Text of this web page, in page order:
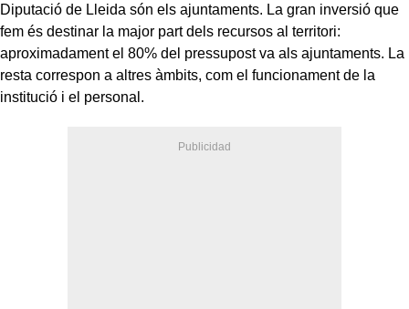
Diputació de Lleida són els ajuntaments. La gran inversió que
fem és destinar la major part dels recursos al territori:
aproximadament el 80% del pressupost va als ajuntaments. La
resta correspon a altres àmbits, com el funcionament de la
institució i el personal.